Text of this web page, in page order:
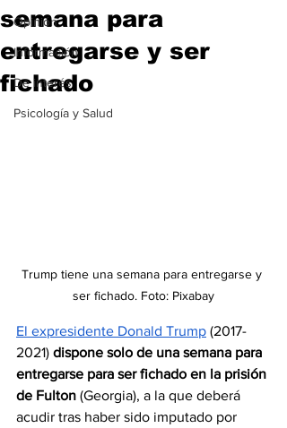
Opinión
Información
De interés
Psicología y Salud
semana para
entregarse y ser
fichado
Trump tiene una semana para entregarse y
ser fichado. Foto: Pixabay
El expresidente Donald Trump (2017-
2021) dispone solo de una semana para
entregarse para ser fichado en la prisión
de Fulton (Georgia), a la que deberá
acudir tras haber sido imputado por